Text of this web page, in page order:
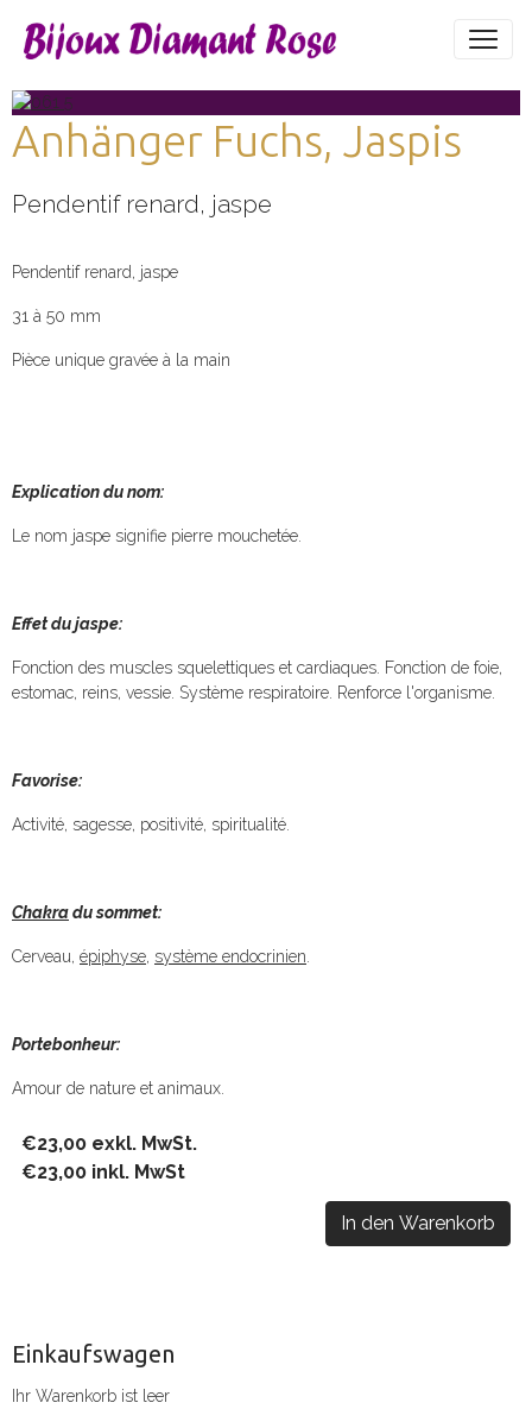
Anhänger Fuchs, Jaspis
Pendentif renard, jaspe
Pendentif renard, jaspe
31 à 50 mm
Pièce unique gravée à la main
Explication du nom:
Le nom jaspe signifie pierre mouchetée.
Effet du jaspe:
Fonction des muscles squelettiques et cardiaques. Fonction de foie,
estomac, reins, vessie. Système respiratoire. Renforce l'organisme.
Favorise:
Activité, sagesse, positivité, spiritualité.
Chakradu sommet:
Cerveau, épiphyse, système endocrinien
Portebonheur:
Amour de nature et animaux.
€23,00 exkl. MwSt.
€23,00 inkl. MwSt
In den Warenkorb
Einkaufswagen
Ihr Warenkorb ist leer